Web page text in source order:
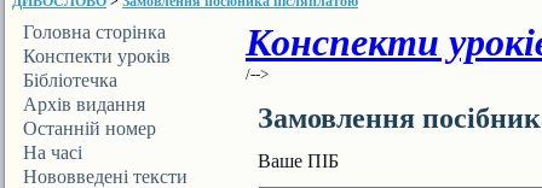
Головна сторінка
Конспекти уроків
Бібліотечка
ДИВОСЛОВА
Архів видання
Останній номер
На часі
Нововведені тексти
Конспекти
/-->
Замовлення
Ваше ПІБ